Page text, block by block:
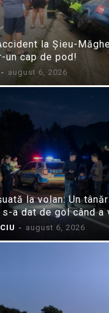
la Șieu-
un cap de pod!
- august 6, 2026
la volan: Un
s-a dat de gol când
- august 6, 2026